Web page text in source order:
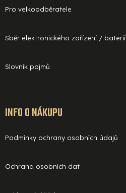
Pro velkoodběratele
Sběr elektronického zařízení / baterií
Slovník pojmů
INFO O NÁKUPU
Podmínky ochrany osobních údajů
Ochrana osobních dat